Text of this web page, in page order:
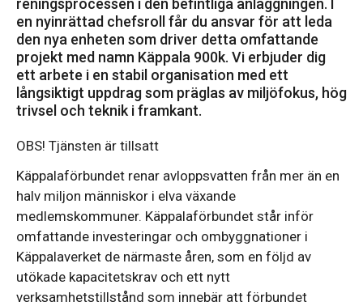
reningsprocessen i den befintliga anläggningen. I
en nyinrättad chefsroll får du ansvar för att leda
den nya enheten som driver detta omfattande
projekt med namn Käppala 900k. Vi erbjuder dig
ett arbete i en stabil organisation med ett
långsiktigt uppdrag som präglas av miljöfokus, hög
trivsel och teknik i framkant.
OBS! Tjänsten är tillsatt
Käppalaförbundet renar avloppsvatten från mer än en
halv miljon människor i elva växande
medlemskommuner. Käppalaförbundet står inför
omfattande investeringar och ombyggnationer i
Käppalaverket de närmaste åren, som en följd av
utökade kapacitetskrav och ett nytt
verksamhetstillstånd som innebär att förbundet